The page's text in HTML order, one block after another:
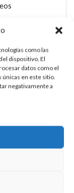
como las
dispositivo. El
datos como el
en este sitio.
negativamente a
martelé, el
que usted elija.